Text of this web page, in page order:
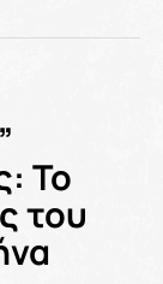
Το
του